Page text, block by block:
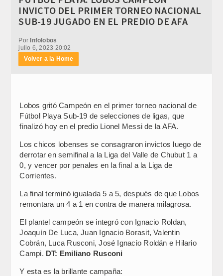
INVICTO DEL PRIMER TORNEO NACIONAL
SUB-19 JUGADO EN EL PREDIO DE AFA
PorInfolobos
julio 6, 2023 20:02
Volver a la Home
Lobos gritó Campeón en el primer torneo nacional de
Fútbol Playa Sub-19 de selecciones de ligas, que
finalizó hoy en el predio Lionel Messi de la AFA.
Los chicos lobenses se consagraron invictos luego de
derrotar en semifinal a la Liga del Valle de Chubut 1 a
0, y vencer por penales en la final a la Liga de
Corrientes.
La final terminó igualada 5 a 5, después de que Lobos
remontara un 4 a 1 en contra de manera milagrosa.
El plantel campeón se integró con Ignacio Roldan,
Joaquín De Luca, Juan Ignacio Borasit, Valentin
Cobrán, Luca Rusconi, José Ignacio Roldán e Hilario
Campi. DT: Emiliano Rusconi
Y esta es la brillante campaña: